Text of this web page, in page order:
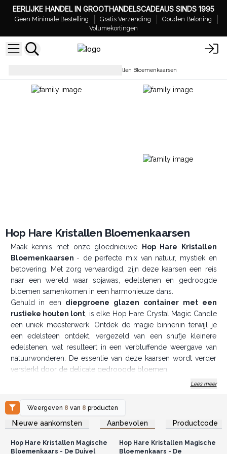
EERLIJKE HANDEL IN GROOTHANDELSCADEAUS SINDS 1995
Geen Minimale Bestelling Gratis Verzending
Gouden Beloning
Volumekortingen
Hop Hare Kristallen Bloemenkaarsen
Hop Hare Kristallen Bloemenkaarsen
Maak kennis met onze gloednieuwe
Hop Hare Kristallen
Bloemenkaarsen - de perfecte mix van natuur, mystiek en
betovering. Met zorg vervaardigd, zijn deze kaarsen een reis
naar een wereld waar sojawas, edelstenen en gedroogde
bloemen samenkomen in een harmonieuze dans.
Gehuld in een diepgroene glazen container met een
rustieke houten lont, is elke Hop Hare Crystal Magic Candle
een uniek meesterwerk. Ontdek de magie binnenin terwijl je
een edelsteen ontdekt, vergezeld van een snufje kleinere
edelstenen, wat resulteert in een verbluffende weergave van
natuurwonderen. De essentie van deze kaarsen wordt verder
versterkt door de delicate gedroogde bloemen.
Maar de magie houdt daar niet op. Onze kaarsen zijn verpakt in
meeslepende verhalen. Duik in twee hoofdstukken van
verhalen die door de rijken van verhaalpersonages weven.
Maak kennis met de Magiër, sluit vriendschap met de Leeuw,
Elke kaars heeft zijn eigen persoonlijkheid, zoals personages
Lees meer
Weergeven 8 van 8 producten
Nieuwe aankomsten Aanbevolen Productcode
Log in of registreer u voor
groothandelsprijzen.
Hop Hare Kristallen Magische
Bloemenkaars - De Duivel
Log in of registreer u voor
groothandelsprijzen.
Hop Hare Kristallen Magische
Bloemenkaars - De